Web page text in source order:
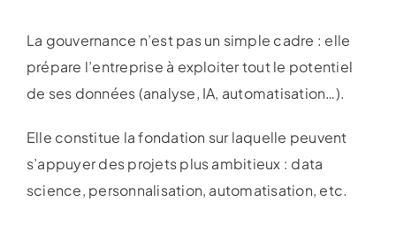
La gouvernance n’est pas un simple cadre : elle
prépare l’entreprise à exploiter tout le potentiel
de ses données (analyse, IA, automatisation…).
Elle constitue la fondation sur laquelle peuvent
s’appuyer des projets plus ambitieux : data
science, personnalisation, automatisation, etc.